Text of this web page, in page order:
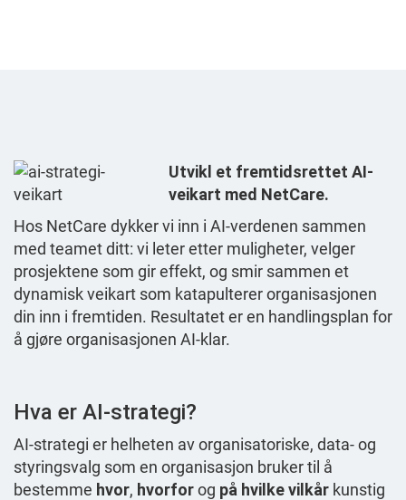
Utvikl et fremtidsrettet AI-
veikart med NetCare.
Hos NetCare dykker vi inn i AI-verdenen sammen
med teamet ditt: vi leter etter muligheter, velger
prosjektene som gir effekt, og smir sammen et
dynamisk veikart som katapulterer organisasjonen
din inn i fremtiden. Resultatet er en handlingsplan for
å gjøre organisasjonen AI-klar.
Hva er AI-strategi?
AI-strategi er helheten av organisatoriske, data- og
styringsvalg som en organisasjon bruker til å
bestemme hvor, hvorforog på hvilke vilkår kunstig